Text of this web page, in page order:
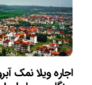
اجاره ویلا نمک